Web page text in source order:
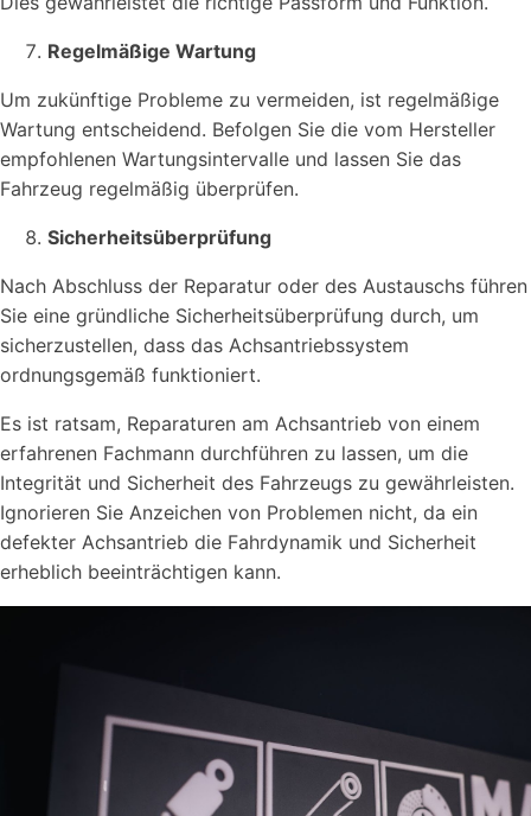
Regelmäßige Wartung
Um zukünftige Probleme zu vermeiden, ist regelmäßige
Wartung entscheidend. Befolgen Sie die vom Hersteller
empfohlenen Wartungsintervalle und lassen Sie das
Fahrzeug regelmäßig überprüfen.
Sicherheitsüberprüfung
Nach Abschluss der Reparatur oder des Austauschs führen
Sie eine gründliche Sicherheitsüberprüfung durch, um
sicherzustellen, dass das Achsantriebssystem
ordnungsgemäß funktioniert.
Es ist ratsam, Reparaturen am Achsantrieb von einem
erfahrenen Fachmann durchführen zu lassen, um die
Integrität und Sicherheit des Fahrzeugs zu gewährleisten.
Ignorieren Sie Anzeichen von Problemen nicht, da ein
defekter Achsantrieb die Fahrdynamik und Sicherheit
erheblich beeinträchtigen kann.